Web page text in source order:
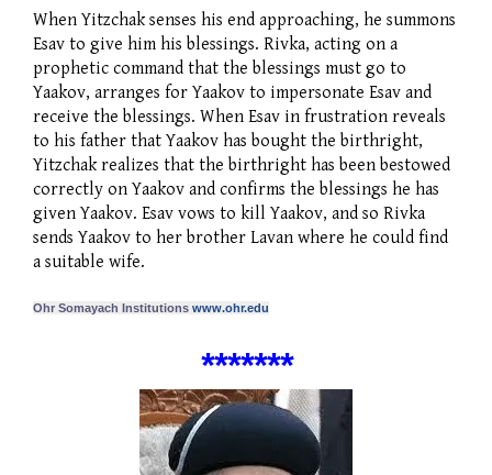
When Yitzchak senses his end approaching, he summons
Esav to give him his blessings. Rivka, acting on a
prophetic command that the blessings must go to
Yaakov, arranges for Yaakov to impersonate Esav and
receive the blessings. When Esav in frustration reveals
to his father that Yaakov has bought the birthright,
Yitzchak realizes that the birthright has been bestowed
correctly on Yaakov and confirms the blessings he has
given Yaakov. Esav vows to kill Yaakov, and so Rivka
sends Yaakov to her brother Lavan where he could find
a suitable wife.
Ohr Somayach Institutions www.ohr.edu
*******